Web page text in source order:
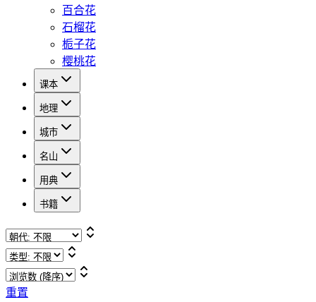
百合花
石榴花
栀子花
樱桃花
课本
地理
城市
名山
用典
书籍
重置